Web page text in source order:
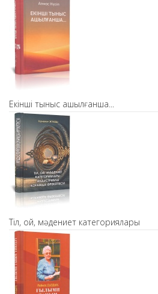
Екінші тыныс ашылғанша...
Тіл, ой, мәдениет категориялары